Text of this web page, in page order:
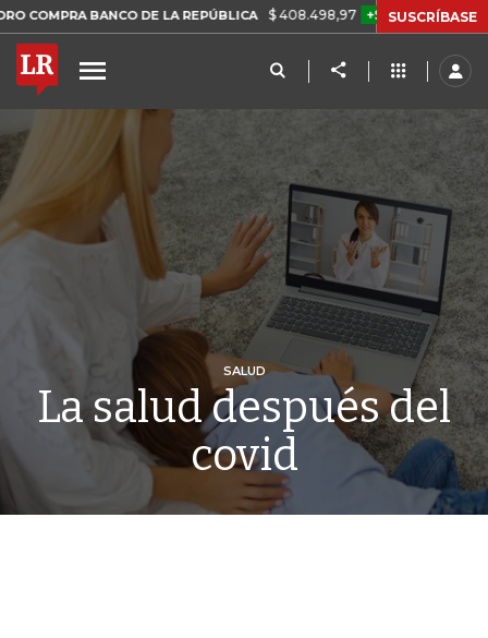
BANCO DE LA REPÚBLICA $ 408.498,97 +$ 8.753,81 +2,19%
SUSCRÍBASE
SALUD
La salud después del
covid